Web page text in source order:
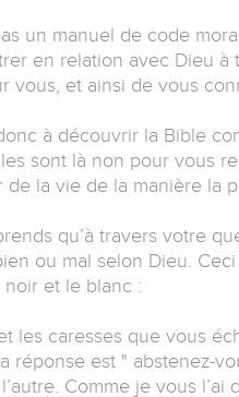
un manuel de code
en relation avec Dieu à
vous, et ainsi de vous
à découvrir la Bible
sont là non pour vous
de la vie de la manière la
qu’à travers votre
ou mal selon Dieu.
et le blanc :
les caresses que vous
réponse est " abstenez-
Comme je vous